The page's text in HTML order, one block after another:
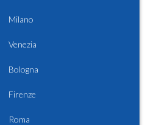
Milano
Venezia
Bologna
Firenze
Roma